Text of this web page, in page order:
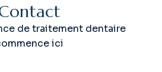
de traitement dentaire
ici